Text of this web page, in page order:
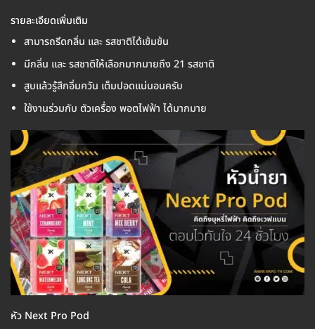
รายละเอียดเพิ่มเติม
สามารถรีดกลิ่น และ รสชาติได้เข้มข้น
มีกลิ่น และ รสชาติให้เลือกมากมายถึง 21 รสชาติ
สูบแล้วรู้สึกอิ่มควัน เต็มปอดแน่นอนครับ
ใช้งานร่วมกับ ตัวเครื่อง พอตไฟฟ้า ได้มากมาย
หัว Next Pro Pod